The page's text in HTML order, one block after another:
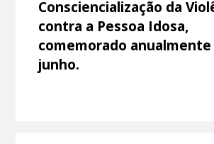
Consciencialização da
contra a Pessoa Idosa,
comemorado anualmente
junho.